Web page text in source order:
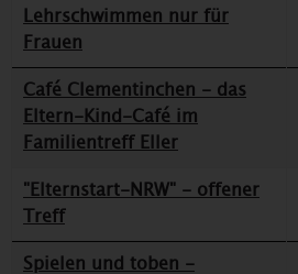
Lehrschwimmen nur für
Frauen
Café Clementinchen - das
Eltern-Kind-Café im
Familientreff Eller
"Elternstart-NRW" - offener
Treff
Spielen und toben -